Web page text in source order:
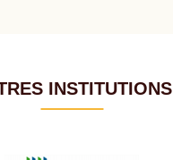
INSTITUTIONS